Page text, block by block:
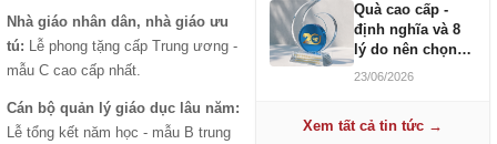
Nhà giáo nhân dân, nhà giáo ưu
tú: Lễ phong tặng cấp Trung ương -
mẫu C cao cấp nhất.
Cán bộ quản lý giáo dục lâu năm:
Lễ tổng kết năm học - mẫu B trung
Quà cao cấp -
định nghĩa và 8
lý do nên chọn
pha lê K9/K12
23/06/2026
Xem tất cả tin tức →